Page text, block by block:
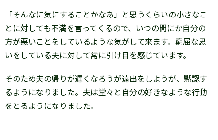
「そんなに気にすることかなあ」と思うくらいの小さなこ
とに対しても不満を言ってくるので、いつの間にか自分の
方が悪いことをしているような気がして来ます。窮屈な思
いをしている夫に対して常に引け目を感じています。
そのため夫の帰りが遅くなろうが遠出をしようが、黙認す
るようになりました。夫は堂々と自分の好きなような行動
をとるようになりました。